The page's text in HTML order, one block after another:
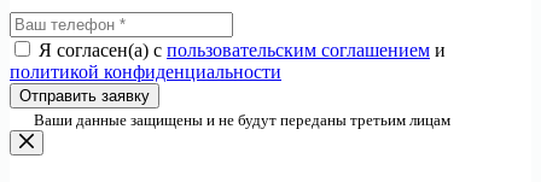
Я согласен(а) с пользовательским соглашением и
политикой конфиденциальности
Отправить заявку
Ваши данные защищены и не будут переданы третьим лицам